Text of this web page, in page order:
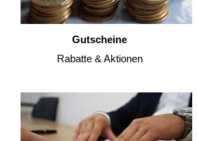
Gutscheine
Rabatte & Aktionen